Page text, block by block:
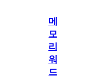
메
모
리
워
드